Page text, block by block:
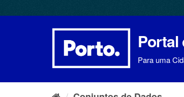
para
Portal
Para uma